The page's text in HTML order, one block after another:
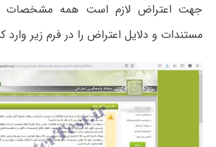
جهت اعتراض لازم است همه مشخصات
مستندات و دلایل اعتراض را در فرم زیر وارد